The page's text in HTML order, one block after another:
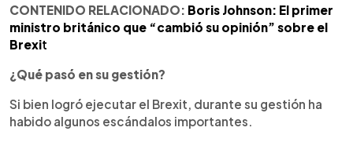
CONTENIDO RELACIONADO: Boris Johnson: El primer
ministro británico que “cambió su opinión” sobre el
Brexit
¿Qué pasó en su gestión?
Si bien logró ejecutar el Brexit, durante su gestión ha
habido algunos escándalos importantes.